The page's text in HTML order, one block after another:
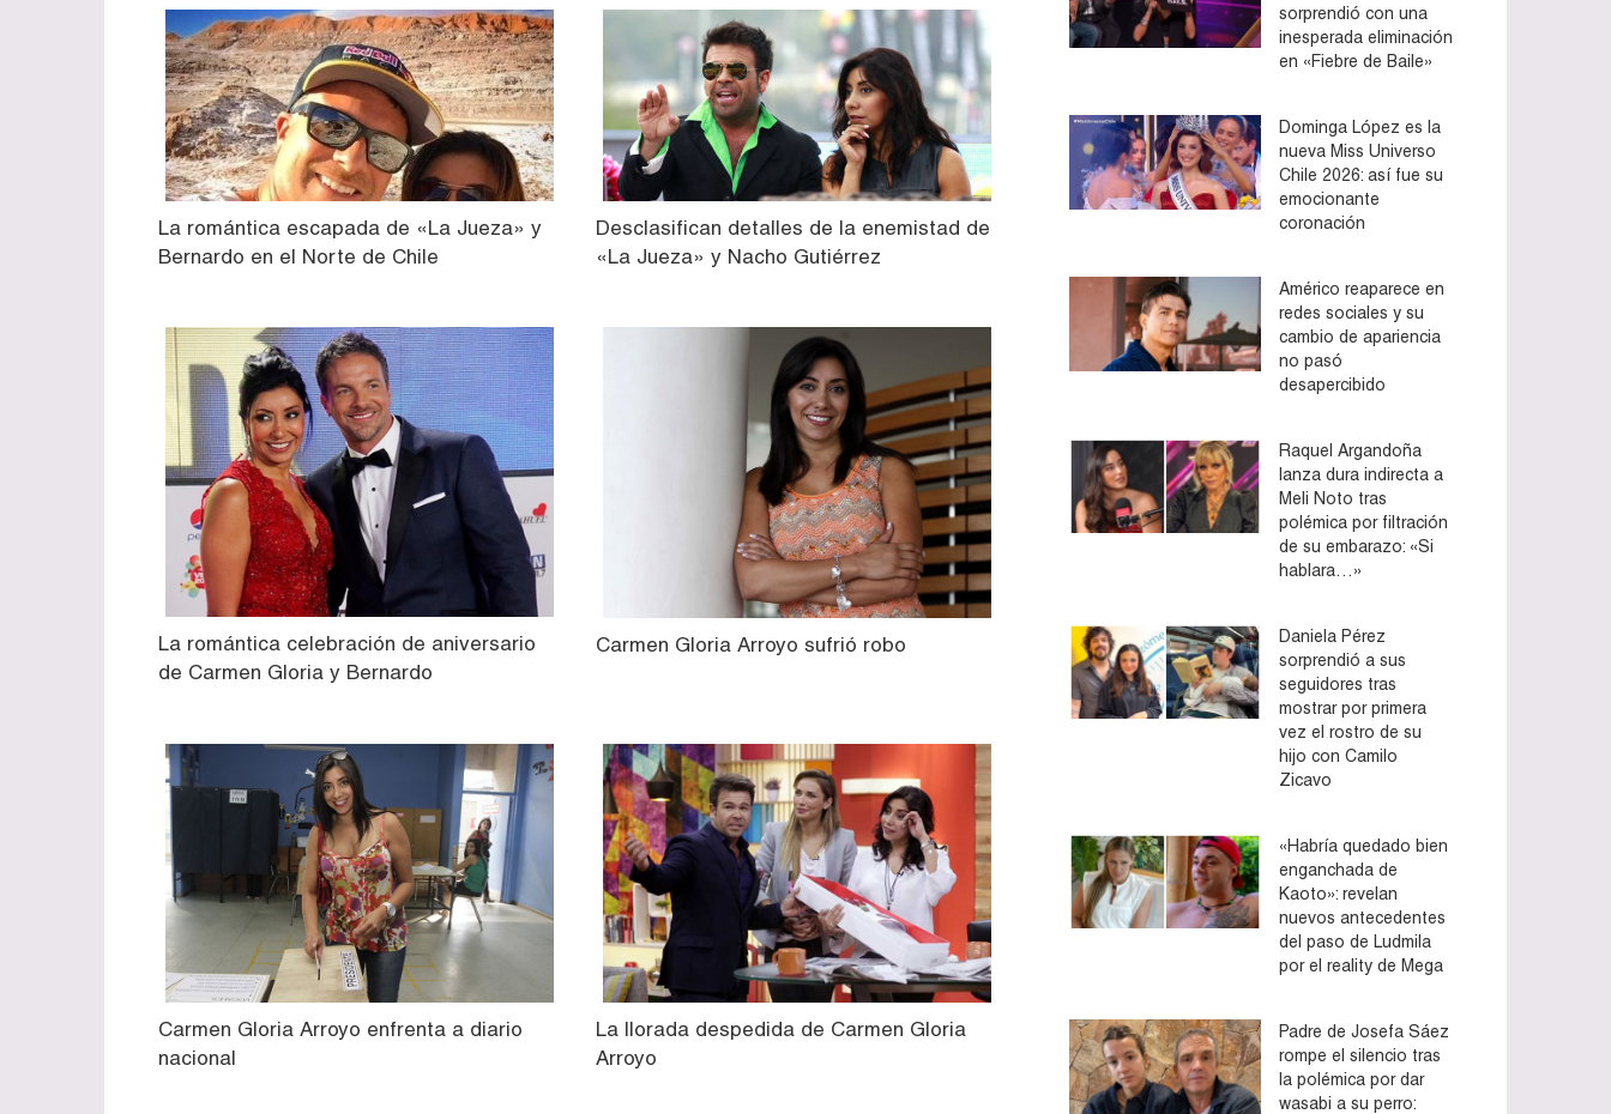
La romántica escapada de «La Jueza» y
Bernardo en el Norte de Chile
Desclasifican detalles de la enemistad de
«La Jueza» y Nacho Gutiérrez
La romántica celebración de aniversario
de Carmen Gloria y Bernardo
Carmen Gloria Arroyo sufrió robo
Carmen Gloria Arroyo enfrenta a diario
nacional
La llorada despedida de Carmen Gloria
Arroyo
sorprendió con una
inesperada eliminación
en «Fiebre de Baile»
Dominga López es la
nueva Miss Universo
Chile 2026: así fue su
emocionante
coronación
Américo reaparece en
redes sociales y su
cambio de apariencia
no pasó
desapercibido
Raquel Argandoña
lanza dura indirecta a
Meli Noto tras
polémica por filtración
de su embarazo: «Si
hablara…»
Daniela Pérez
sorprendió a sus
seguidores tras
mostrar por primera
vez el rostro de su
hijo con Camilo
Zicavo
«Habría quedado bien
enganchada de
Kaoto»: revelan
nuevos antecedentes
del paso de Ludmila
por el reality de Mega
Padre de Josefa Sáez
rompe el silencio tras
la polémica por dar
wasabi a su perro: